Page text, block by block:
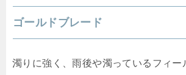
ゴールドブレード
濁りに強く、雨後や濁っているフィー